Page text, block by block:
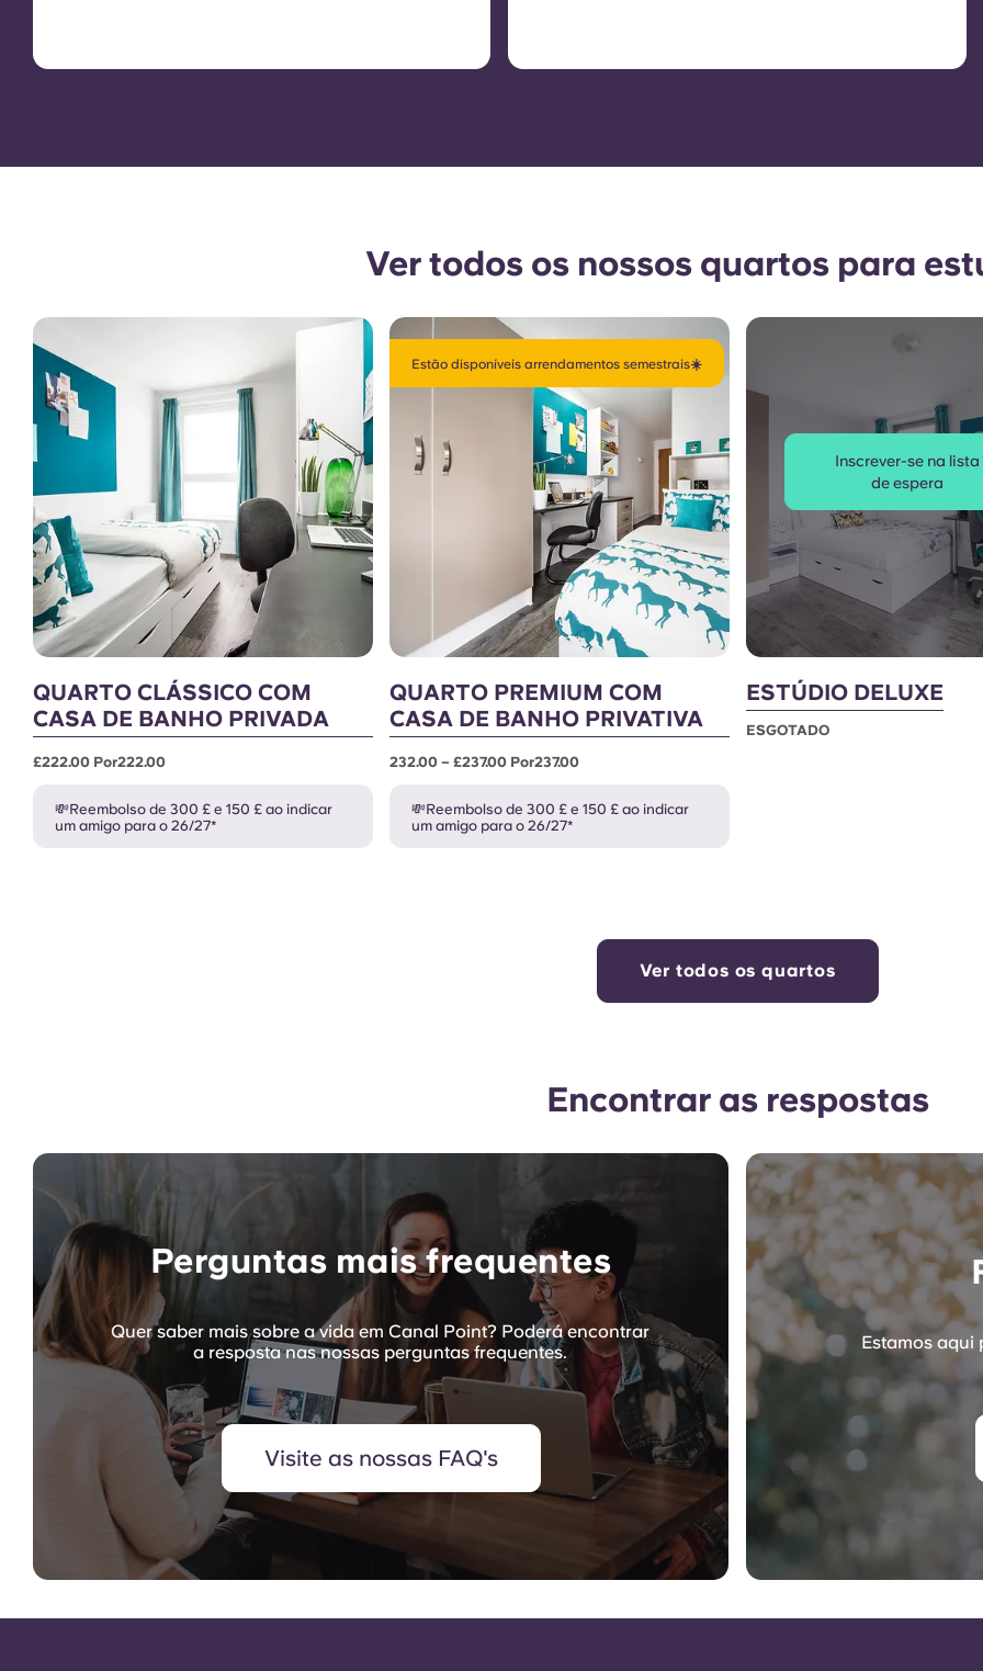
Ver todos os nossos quartos para
QUARTO CLÁSSICO COM
CASA DE BANHO PRIVADA
£222.00 Por222.00
💸Reembolso de 300 £ e 150 £ ao indicar
um amigo para o 26/27*
Estão disponíveis arrendamentos semestrais☀️
QUARTO PREMIUM COM
CASA DE BANHO PRIVATIVA
232.00 – £237.00 Por237.00
💸Reembolso de 300 £ e 150 £ ao indicar
um amigo para o 26/27*
Inscrever-se na lista
de espera
ESTÚDIO DELUXE
ESGOTADO
Ver todos os quartos
Encontrar as respostas
Perguntas mais frequentes
Quer saber mais sobre a vida em Canal Point? Poderá encontrar
a resposta nas nossas perguntas frequentes.
Visite as nossas FAQ's
Estamos aqui